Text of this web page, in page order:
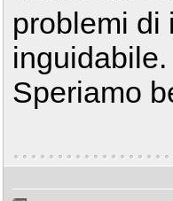
problemi di
inguidabile.
Speriamo